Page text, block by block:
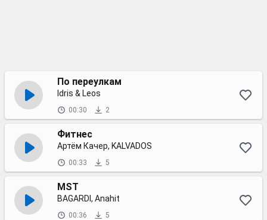
По переулкам
Idris & Leos
00:30 2
Фитнес
Артём Качер, KALVADOS
00:33 5
MST
BAGARDI, Anahit
00:36 5